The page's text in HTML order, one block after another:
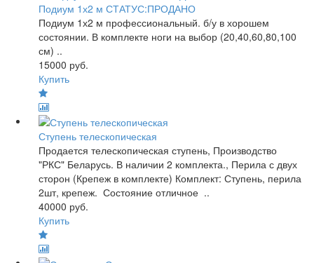
Подиум 1х2 м СТАТУС:ПРОДАНО
Подиум 1х2 м профессиональный. б/у в хорошем
состоянии. В комплекте ноги на выбор (20,40,60,80,100
см) ..
15000 руб.
Купить
Ступень телескопическая
Продается телескопическая ступень, Производство
"РКС" Беларусь. В наличии 2 комплекта., Перила с двух
сторон (Крепеж в комплекте) Комплект: Ступень, перила
2шт, крепеж. Состояние отличное ..
40000 руб.
Купить